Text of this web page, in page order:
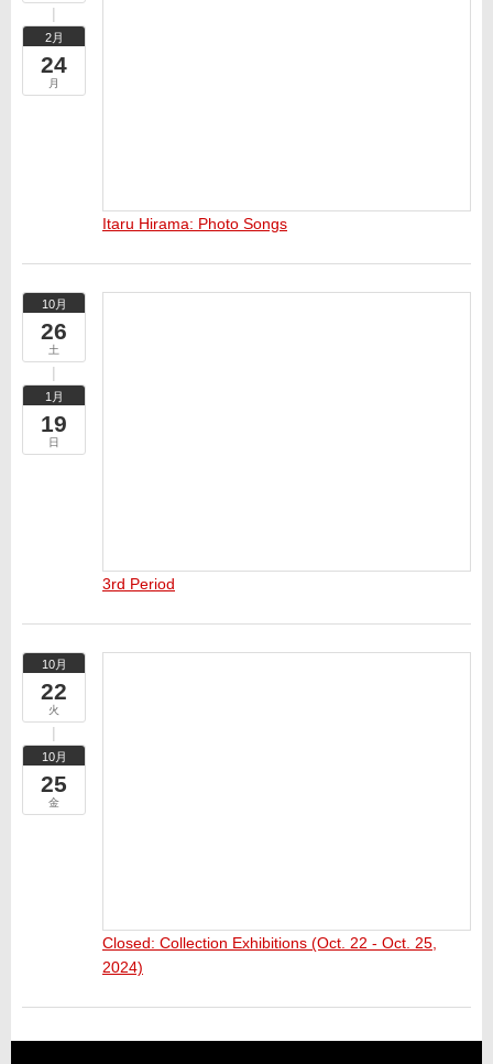
2月
24
月
Itaru Hirama: Photo Songs
10月
26
土
1月
19
日
3rd Period
10月
22
火
10月
25
金
Closed: Collection Exhibitions (Oct. 22 - Oct. 25,
2024)